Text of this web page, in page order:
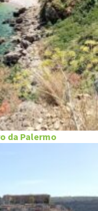
da Palermo